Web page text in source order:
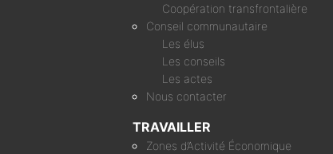
Coopération transfrontalière
Conseil communautaire
Les élus
Les conseils
Les actes
Nous contacter
TRAVAILLER
Zones d’Activité Économique